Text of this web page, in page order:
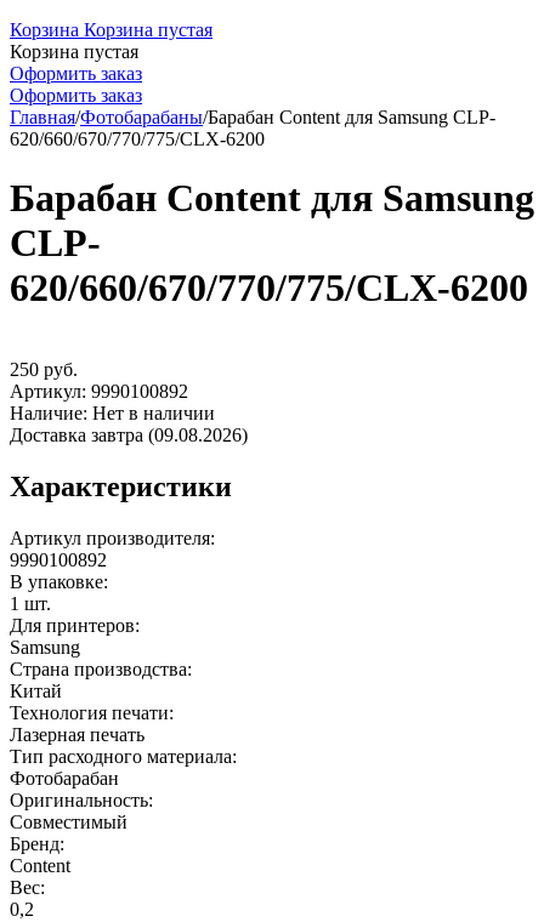
Корзина Корзина пустая
Корзина пустая
Оформить заказ
Оформить заказ
Главная/Фотобарабаны/Барабан Content для Samsung CLP-
620/660/670/770/775/CLX-6200
Барабан Content для Samsung
CLP-
620/660/670/770/775/CLX-6200
250 руб.
Артикул: 9990100892
Наличие: Нет в наличии
Доставка завтра (09.08.2026)
Характеристики
Артикул производителя:
9990100892
В упаковке:
1 шт.
Для принтеров:
Samsung
Страна производства:
Китай
Технология печати:
Лазерная печать
Тип расходного материала:
Фотобарабан
Оригинальность:
Совместимый
Бренд:
Content
Вес:
0,2